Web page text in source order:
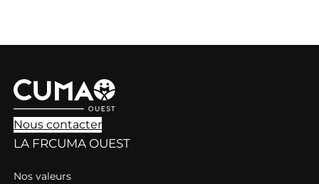
Nous contacter
LA FRCUMA OUEST
Nos valeurs